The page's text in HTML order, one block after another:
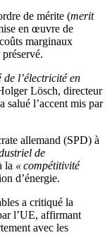
de mérite (merit
en œuvre de
marginaux
de l’électricité en
Lösch, directeur
salué l’accent mis par
allemand (SPD) à
de
la « compétitivité
d’énergie.
a critiqué la
l’UE, affirmant
avec les